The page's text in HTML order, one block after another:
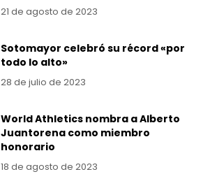
21 de agosto de 2023
Sotomayor celebró su récord «por
todo lo alto»
28 de julio de 2023
World Athletics nombra a Alberto
Juantorena como miembro
honorario
18 de agosto de 2023